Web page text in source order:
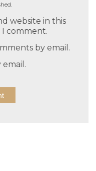
website in this
comment.
by email.